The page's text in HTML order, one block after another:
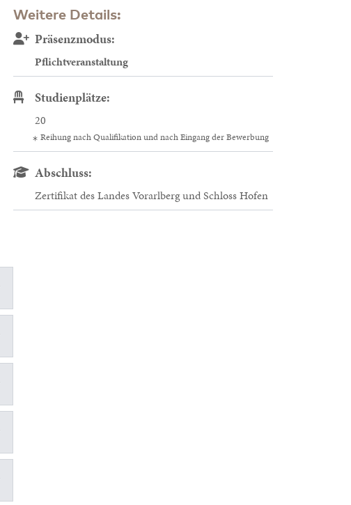
Weitere Details:
Präsenzmodus:
Pflichtveranstaltung
Studienplätze:
20
Reihung nach Qualifikation und nach Eingang der Bewerbung
Abschluss:
Zertifikat des Landes Vorarlberg und Schloss Hofen